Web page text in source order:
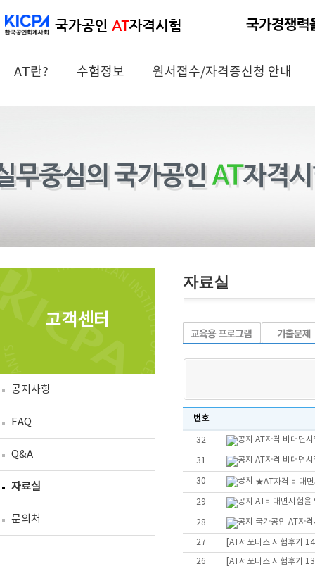
AT란? 수험정보 원서접수/자격증신청 안내
고객센터
공지사항
FAQ
Q&A
자료실
문의처
자료실
번호
32 AT자격 비대면
31 AT자격 비대면
30 ★AT자격 비대
29 AT비대면시험을
28 국가공인 AT자
27 [AT서포터즈 시험후기
26 [AT서포터즈 시험후기